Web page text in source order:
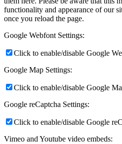
functionality and appearance of our
once you reload the page.
Google Webfont Settings:
Click to enable/disable Google
Google Map Settings:
Click to enable/disable Google
Google reCaptcha Settings:
Click to enable/disable Google
Vimeo and Youtube video embeds: